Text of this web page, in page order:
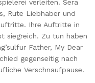
verleiten. Sera
Rute Liebhaber und
Ihre Auftritte in
siegreich. Zu tun haben
Father, My Dear
gegenseitig nach
Verschnaufpause.